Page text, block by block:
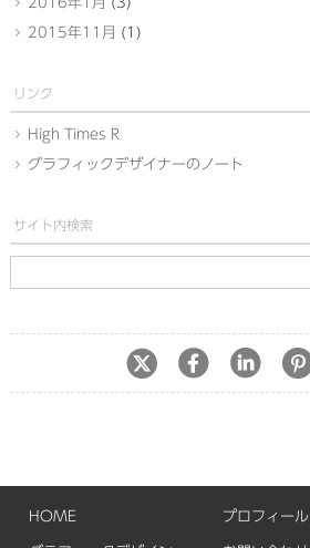
2015年11月 (1)
リンク
High Times R
グラフィックデザイナーのノート
サイト内検索
HOME プロフィール